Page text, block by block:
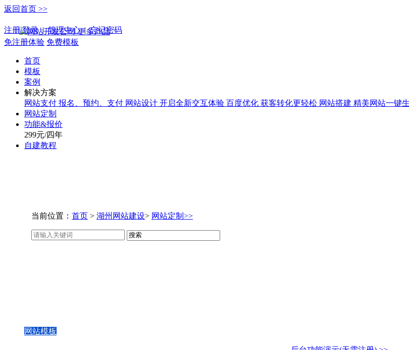
返回首页 >>
注册/登录|管理中心|忘记密码
更多产品
免注册体验 免费模板
首页
模板
案例
解决方案
网站支付 报名、预约、支付 网站设计 开启全新交互体验 百度优化 获客转化更轻松 网站搭建 精美网站一键
网站定制
功能&报价
299元/四年
自建教程
当前位置： 首页 > 湖州网站建设> 网站定制>>
网站模板